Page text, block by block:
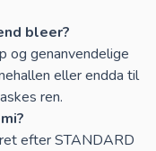
bleer?
og genanvendelige
eller endda til
ren.
efter STANDARD